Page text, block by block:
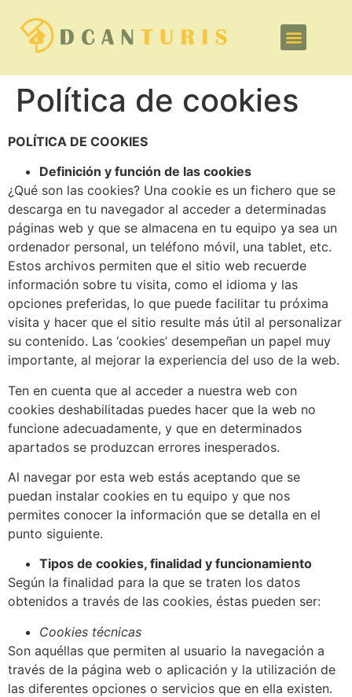
Política de cookies
POLÍTICA DE COOKIES
Definición y función de las cookies
¿Qué son las cookies? Una cookie es un fichero que se
descarga en tu navegador al acceder a determinadas
páginas web y que se almacena en tu equipo ya sea un
ordenador personal, un teléfono móvil, una tablet, etc.
Estos archivos permiten que el sitio web recuerde
información sobre tu visita, como el idioma y las
opciones preferidas, lo que puede facilitar tu próxima
visita y hacer que el sitio resulte más útil al personalizar
su contenido. Las ‘cookies’ desempeñan un papel muy
importante, al mejorar la experiencia del uso de la web.
Ten en cuenta que al acceder a nuestra web con
cookies deshabilitadas puedes hacer que la web no
funcione adecuadamente, y que en determinados
apartados se produzcan errores inesperados.
Al navegar por esta web estás aceptando que se
puedan instalar cookies en tu equipo y que nos
permites conocer la información que se detalla en el
punto siguiente.
Tipos de cookies, finalidad y funcionamiento
Según la finalidad para la que se traten los datos
obtenidos a través de las cookies, éstas pueden ser:
Cookies técnicas
Son aquéllas que permiten al usuario la navegación a
través de la página web o aplicación y la utilización de
las diferentes opciones o servicios que en ella existen.